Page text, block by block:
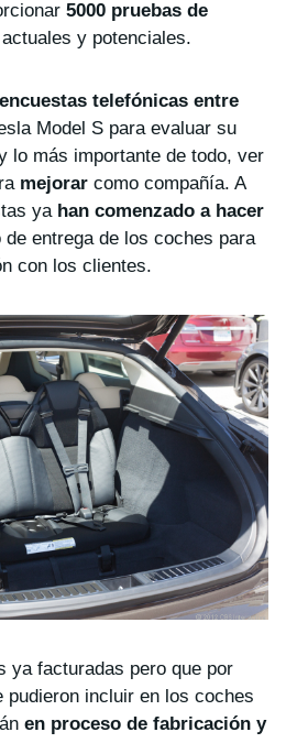
5000 pruebas de
y potenciales.
encuestas telefónicas entre
Model S para evaluar su
lo más importante de todo, ver
mejorar como compañía. A
ya han comenzado a hacer
de entrega de los coches para
con los clientes.
ya facturadas pero que por
pudieron incluir en los coches
en proceso de fabricación y